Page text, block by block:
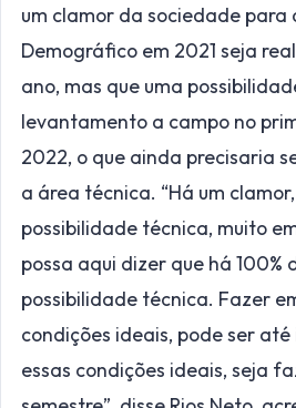
um clamor da sociedade para
Demográfico em 2021 seja
ano, mas que uma
levantamento a campo no
2022, o que ainda precisaria
a área técnica. “Há um
possibilidade técnica, muito
possa aqui dizer que há 100%
possibilidade técnica. Fazer
condições ideais, pode ser
essas condições ideais, seja